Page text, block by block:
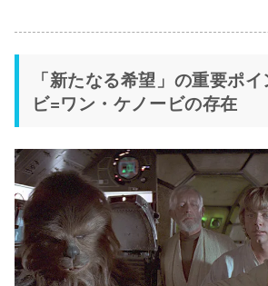
「新たなる希望」の重要ポ
ビ=ワン・ケノービの存在